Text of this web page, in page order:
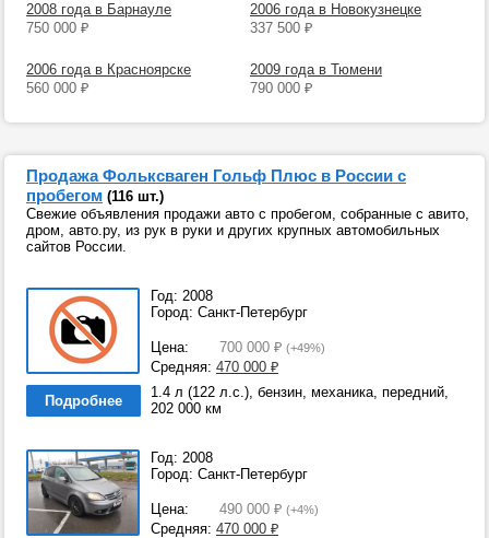
2008 года в Барнауле
750 000 ₽
2006 года в Новокузнецке
337 500 ₽
2006 года в Красноярске
560 000 ₽
2009 года в Тюмени
790 000 ₽
Продажа Фольксваген Гольф Плюс в России с
пробегом (116 шт.)
Свежие объявления продажи авто с пробегом, собранные с авито,
дром, авто.ру, из рук в руки и других крупных автомобильных
сайтов России.
Год: 2008
Город: Санкт-Петербург
Цена: 700 000 ₽ (+49%)
Средняя: 470 000 ₽
Подробнее
1.4 л (122 л.с.), бензин, механика, передний,
202 000 км
Год: 2008
Город: Санкт-Петербург
Цена: 490 000 ₽ (+4%)
Средняя: 470 000 ₽